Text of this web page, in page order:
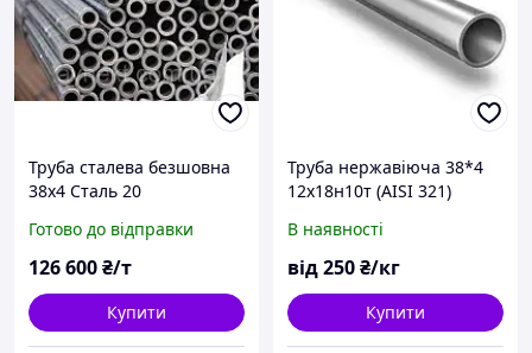
Труба сталева безшовна
38х4 Сталь 20
Готово до відправки
126 600₴/т
Купити
Труба нержавіюча 38*4
12х18н10т (AISI 321)
В наявності
від250₴/кг
Купити